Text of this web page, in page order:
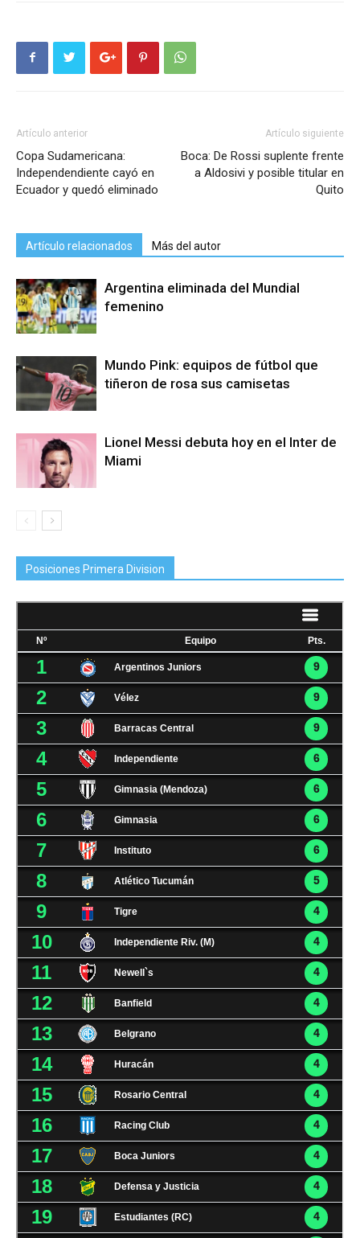
Artículo anterior
Copa Sudamericana:
Independendiente cayó en
Ecuador y quedó eliminado
Artículo siguiente
Boca: De Rossi suplente frente
a Aldosivi y posible titular en
Quito
Artículo relacionados Más del autor
Argentina eliminada del Mundial
femenino
Mundo Pink: equipos de fútbol que
tiñeron de rosa sus camisetas
Lionel Messi debuta hoy en el Inter de
Miami
Posiciones Primera Division